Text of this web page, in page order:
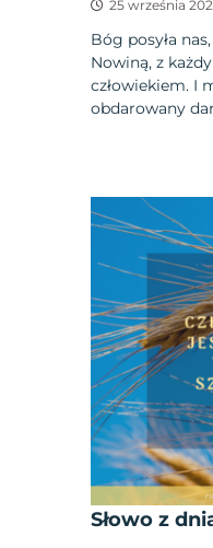
25 września
Bóg posyła
Nowiną, z
człowiekiem. I
obdarowany
Słowo z